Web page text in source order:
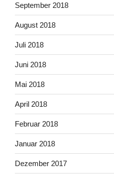
September 2018
August 2018
Juli 2018
Juni 2018
Mai 2018
April 2018
Februar 2018
Januar 2018
Dezember 2017